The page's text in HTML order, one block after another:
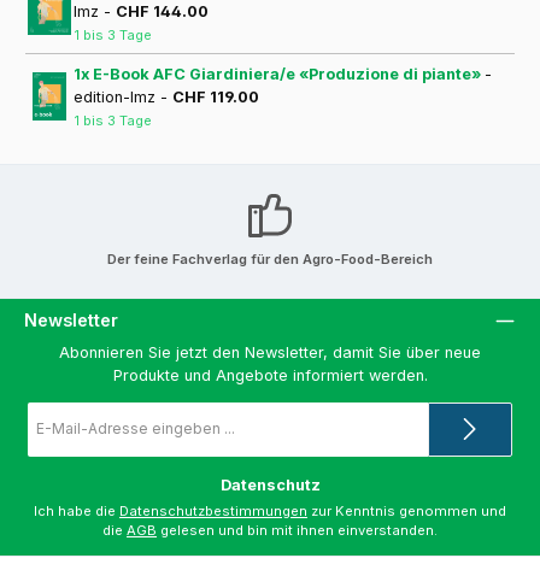
lmz - CHF 144.00
1 bis 3 Tage
1x E-Book AFC Giardiniera/e «Produzione di piante» -
edition-lmz - CHF 119.00
1 bis 3 Tage
Der feine Fachverlag für den Agro-Food-Bereich
Newsletter
Abonnieren Sie jetzt den Newsletter, damit Sie über neue
Produkte und Angebote informiert werden.
Mail-
*
Datenschutz
Ich habe die Datenschutzbestimmungen zur Kenntnis genommen und
die AGB gelesen und bin mit ihnen einverstanden.